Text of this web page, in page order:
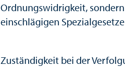
Ordnungswidrigkeit,
einschlägigen
Zuständigkeit bei der